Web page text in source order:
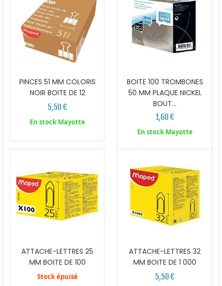
PINCES 51 MM COLORIS
NOIR BOITE DE 12
5,50 €
En stock Mayotte
BOITE 100 TROMBONES
50 MM PLAQUE NICKEL
BOUT...
1,60 €
En stock Mayotte
ATTACHE-LETTRES 25
MM BOITE DE 100
Stock épuisé
ATTACHE-LETTRES 32
MM BOITE DE 1 000
5,50 €